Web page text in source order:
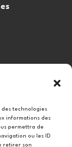
des technologies
informations des
permettra de
ou les ID
retirer son